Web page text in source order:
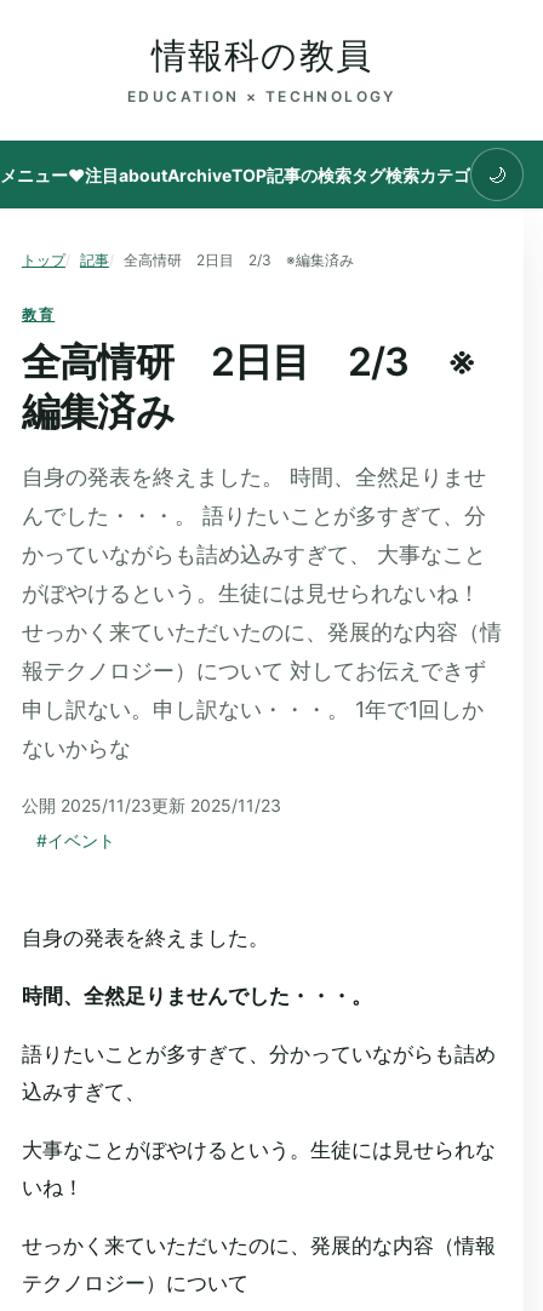
情報科の教員
EDUCATION × TECHNOLOGY
メニュー♥注目aboutArchiveTOP記事の検索タグ検索カテゴリ 🌙
トップ 記事 全高情研 2日目 2/3 ※編集済み
教育
全高情研 2日目 2/3 ※
編集済み
自身の発表を終えました。 時間、全然足りませ
んでした・・・。 語りたいことが多すぎて、分
かっていながらも詰め込みすぎて、 大事なこと
がぼやけるという。生徒には見せられないね！
せっかく来ていただいたのに、発展的な内容（情
報テクノロジー）について 対してお伝えできず
申し訳ない。申し訳ない・・・。 1年で1回しか
ないからな
公開 2025/11/23更新 2025/11/23
#イベント
自身の発表を終えました。
時間、全然足りませんでした・・・。
語りたいことが多すぎて、分かっていながらも詰め
込みすぎて、
大事なことがぼやけるという。生徒には見せられな
いね！
せっかく来ていただいたのに、発展的な内容（情報
テクノロジー）について